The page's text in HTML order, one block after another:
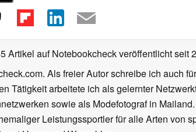
Artikel auf Notebookcheck veröffentlichtseit
Als freier Autor schreibe ich auch
Tätigkeit arbeitete ich als gelernter
sowie als Modefotograf in
Leistungssportler für alle Arten von